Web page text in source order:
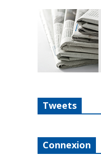
Tweets
Connexion